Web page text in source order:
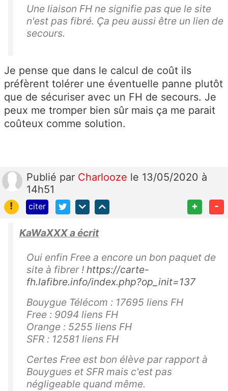
Une liaison FH ne signifie pas que le site
n'est pas fibré. Ça peu aussi être un lien de
secours.
Je pense que dans le calcul de coût ils
préfèrent tolérer une éventuelle panne plutôt
que de sécuriser avec un FH de secours. Je
peux me tromper bien sûr mais ça me parait
coûteux comme solution.
Publié par Charlooze le 13/05/2020 à
14h51
!
citer + -
KaWaXXX a écrit
Oui enfin Free a encore un bon paquet de
site à fibrer ! https://carte-
fh.lafibre.info/index.php?op_init=137
Bouygue Télécom : 17695 liens FH
Free : 9094 liens FH
Orange : 5255 liens FH
SFR : 12581 liens FH
Certes Free est bon élève par rapport à
Bouygues et SFR mais c'est pas
négligeable quand même.